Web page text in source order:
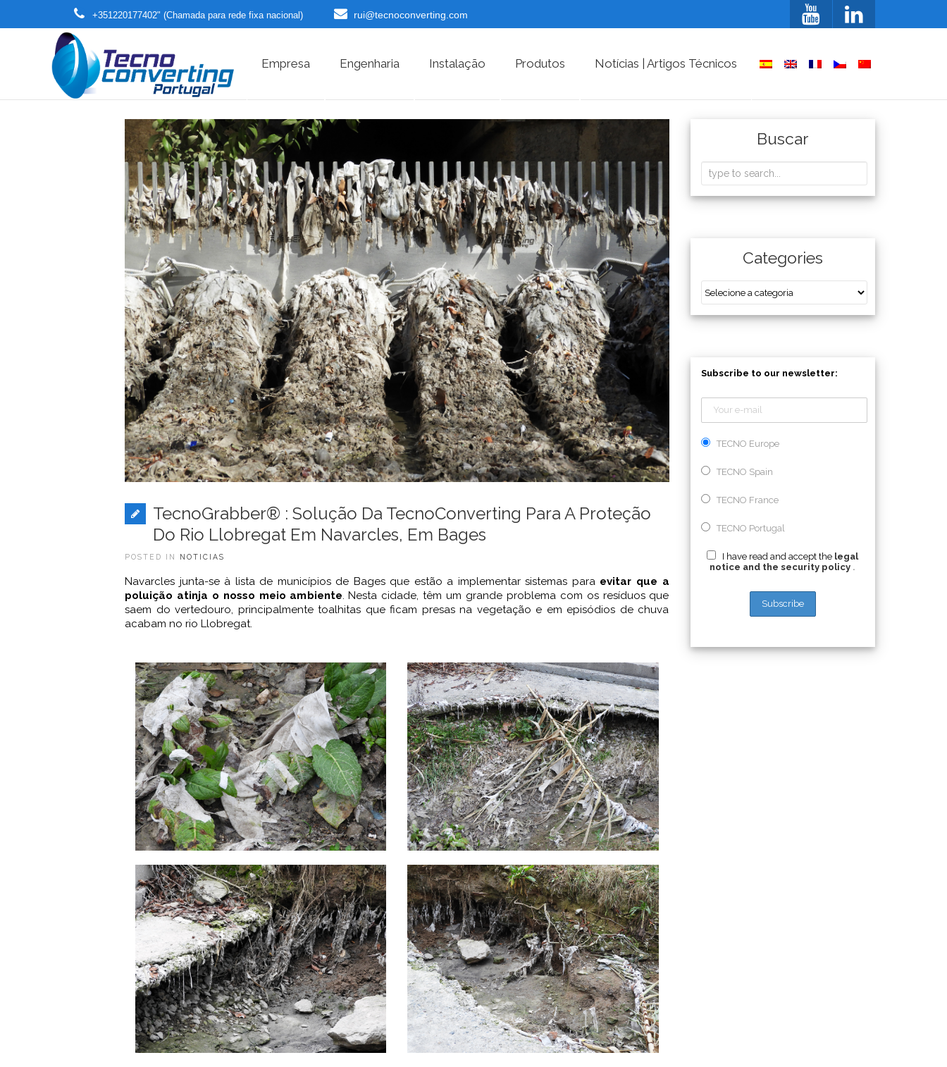
+351220177402" (Chamada para rede fixa nacional) rui@tecnoconverting.com
Empresa Engenharia Instalação Produtos Notícias | Artigos Técnicos
TecnoGrabber® : Solução Da TecnoConverting Para A Proteção
Do Rio Llobregat Em Navarcles, Em Bages
POSTED IN NOTICIAS
Navarcles junta-se à lista de municípios de Bages que estão a implementar sistemas para evitar que a
poluição atinja o nosso meio ambiente. Nesta cidade, têm um grande problema com os resíduos que
saem do vertedouro, principalmente toalhitas que ficam presas na vegetação e em episódios de chuva
acabam no rio Llobregat.
Buscar
Categories
Subscribe to our newsletter:
TECNO Europe
TECNO Spain
TECNO France
TECNO Portugal
I have read and accept the legal
notice and the security policy .